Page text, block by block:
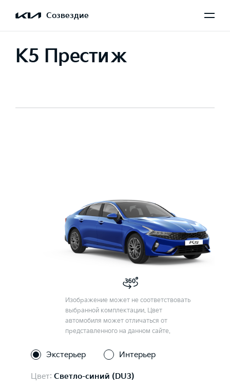
Созвездие
K5 Престиж
Изображение может не соответствовать
выбранной комплектации. Цвет
автомобиля может отличаться от
представленного на данном сайте.
Экстерьер Интерьер
Цвет: Светло-синий (DU3)